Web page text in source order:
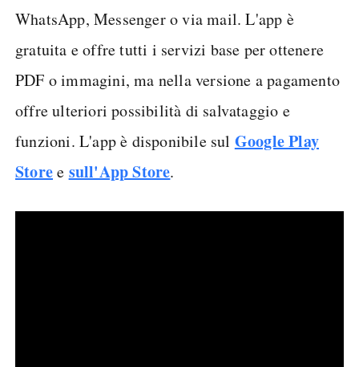
WhatsApp, Messenger o via mail. L'app è
gratuita e offre tutti i servizi base per ottenere
PDF o immagini, ma nella versione a pagamento
offre ulteriori possibilità di salvataggio e
funzioni. L'app è disponibile sul Google Play
Storee sull'App Store.